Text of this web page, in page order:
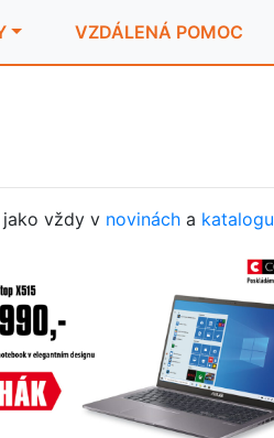
VZDÁLENÁ POMOC
jako vždy v novinách a katalogu